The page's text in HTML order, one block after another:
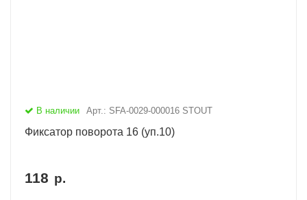
В наличии Арт.: SFA-0029-000016 STOUT
Фиксатор поворота 16 (уп.10)
118 р.